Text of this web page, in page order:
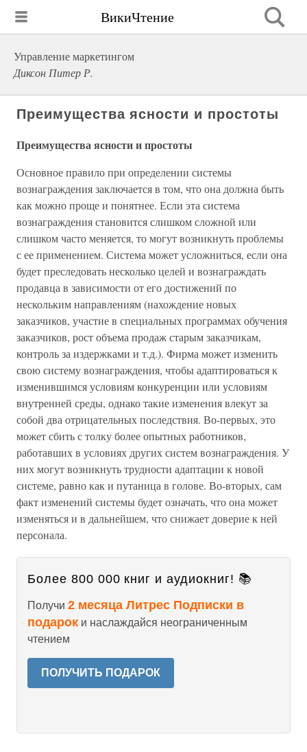
ВикиЧтение
Управление маркетингом
Диксон Питер Р.
Преимущества ясности и простоты
Преимущества ясности и простоты
Основное правило при определении системы
вознаграждения заключается в том, что она должна быть
как можно проще и понятнее. Если эта система
вознаграждения становится слишком сложной или
слишком часто меняется, то могут возникнуть проблемы
с ее применением. Система может усложниться, если она
будет преследовать несколько целей и вознаграждать
продавца в зависимости от его достижений по
нескольким направлениям (нахождение новых
заказчиков, участие в специальных программах обучения
заказчиков, рост объема продаж старым заказчикам,
контроль за издержками и т.д.). Фирма может изменить
свою систему вознаграждения, чтобы адаптироваться к
изменившимся условиям конкуренции или условиям
внутренней среды, однако такие изменения влекут за
собой два отрицательных последствия. Во-первых, это
может сбить с толку более опытных работников,
работавших в условиях других систем вознаграждения. У
них могут возникнуть трудности адаптации к новой
системе, равно как и путаница в голове. Во-вторых, сам
факт изменений системы будет означать, что она может
изменяться и в дальнейшем, что снижает доверие к ней
персонала.
Более 800 000 книг и аудиокниг! 📚
Получи 2 месяца Литрес Подписки в
подарок и наслаждайся неограниченным
чтением
ПОЛУЧИТЬ ПОДАРОК